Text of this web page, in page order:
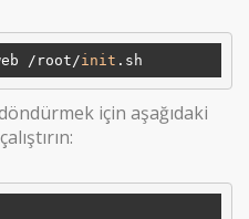
/root/init
için aşağıdaki